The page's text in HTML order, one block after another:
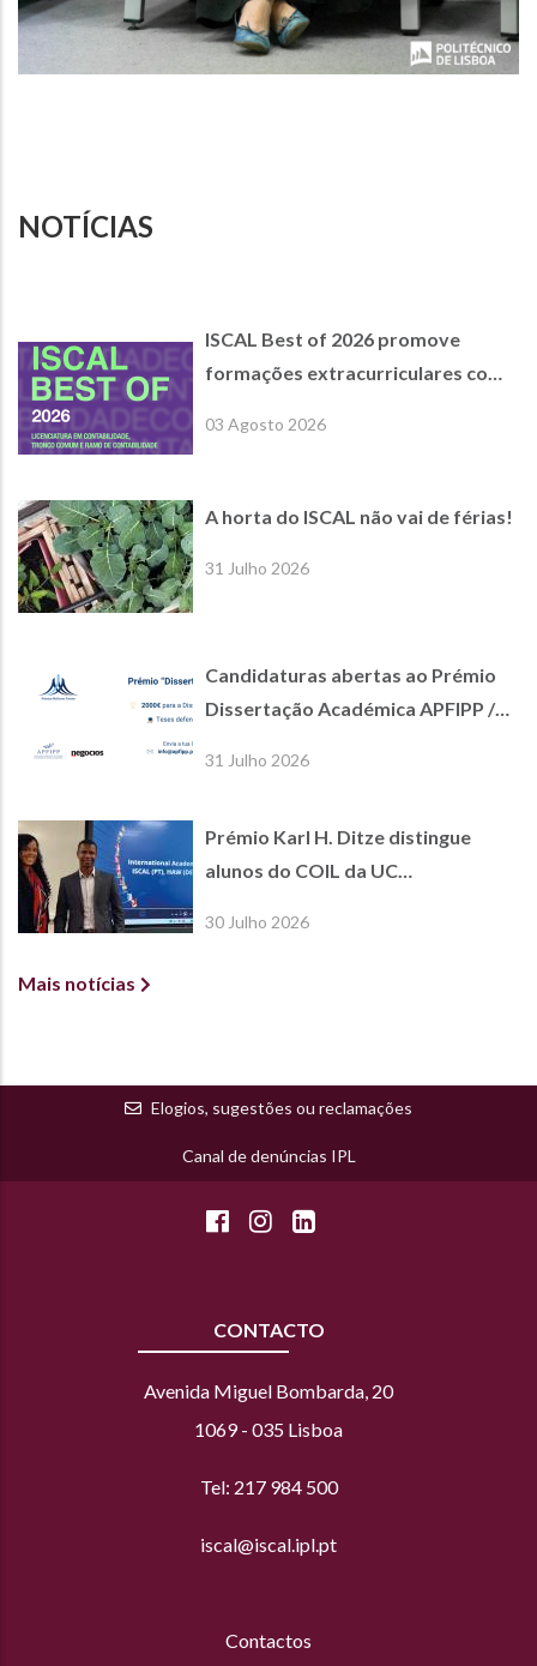
NOTÍCIAS
ISCAL Best of 2026 promove
formações extracurriculares com
03 Agosto 2026
A horta do ISCAL não vai de férias!
31 Julho 2026
Candidaturas abertas ao Prémio
Dissertação Académica APFIPP /
31 Julho 2026
Prémio Karl H. Ditze distingue
alunos do COIL da UC
30 Julho 2026
Mais notícias
Elogios, sugestões ou reclamações
Canal de denúncias IPL
CONTACTO
Avenida Miguel Bombarda, 20
1069 - 035 Lisboa
Tel: 217 984 500
iscal@iscal.ipl.pt
Contactos